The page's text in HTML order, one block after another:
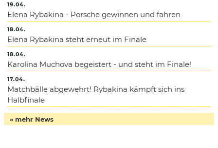
19.04.
Elena Rybakina - Porsche gewinnen und fahren
18.04.
Elena Rybakina steht erneut im Finale
18.04.
Karolina Muchova begeistert - und steht im Finale!
17.04.
Matchbälle abgewehrt! Rybakina kämpft sich ins
Halbfinale
» mehr News